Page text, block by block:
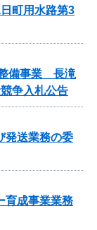
町用水路第3
整備事業 長滝
争入札公告
発送業務の委
育成事業業務